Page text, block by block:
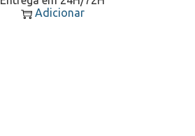
Adicionar